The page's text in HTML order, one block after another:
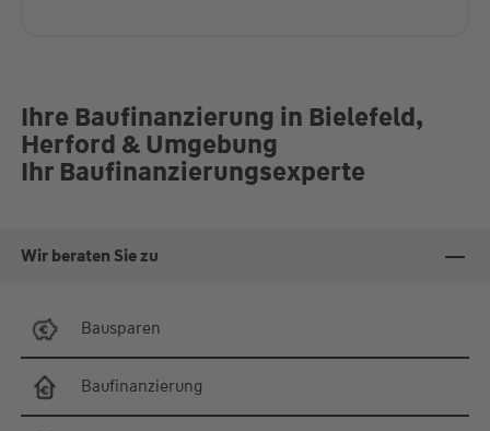
Ihre Baufinanzierung in Bielefeld,
Herford & Umgebung
Ihr Baufinanzierungsexperte
Wir beraten Sie zu
Bausparen
Baufinanzierung